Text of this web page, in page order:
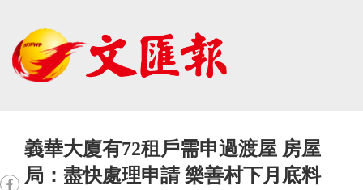
義華大廈有72租戶需申過渡屋 房屋
局：盡快處理申請 樂善村下月底料